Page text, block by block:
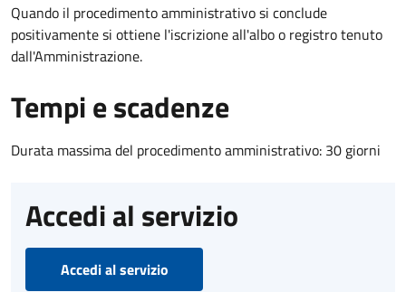
Quando il procedimento amministrativo si conclude
positivamente si ottiene l'iscrizione all'albo o registro tenuto
dall'Amministrazione.
Tempi e scadenze
Durata massima del procedimento amministrativo: 30 giorni
Accedi al servizio
Accedi al servizio